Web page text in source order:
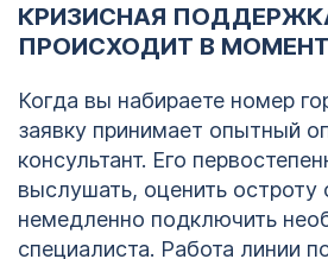
КРИЗИСНАЯ
ПРОИСХОДИТ В
Когда вы набираете номер
заявку принимает опытный
консультант. Его
выслушать, оценить остроту
немедленно подключить
специалиста. Работа линии